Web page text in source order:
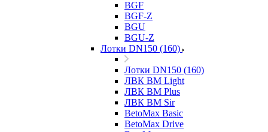
BGF
BGF-Z
BGU
BGU-Z
Лотки DN150 (160)
Лотки DN150 (160)
ЛВК ВМ Light
ЛВК ВМ Plus
ЛВК ВМ Sir
BetoMax Basic
BetoMax Drive